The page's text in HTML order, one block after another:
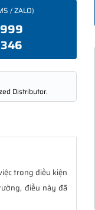
/ ZALO)
Distributor.
trong điều kiện
điều này đã